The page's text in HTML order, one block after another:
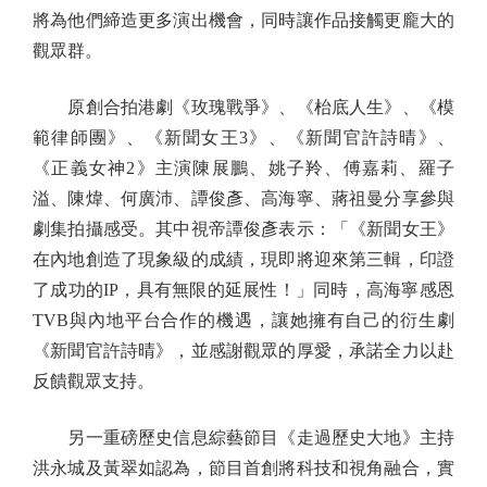
將為他們締造更多演出機會，同時讓作品接觸更龐大的
觀眾群。
原創合拍港劇《玫瑰戰爭》、《枱底人生》、《模
範律師團》、《新聞女王3》、《新聞官許詩晴》、
《正義女神2》主演陳展鵬、姚子羚、傅嘉莉、羅子
溢、陳煒、何廣沛、譚俊彥、高海寧、蔣祖曼分享參與
劇集拍攝感受。其中視帝譚俊彥表示：「《新聞女王》
在內地創造了現象級的成績，現即將迎來第三輯，印證
了成功的IP，具有無限的延展性！」同時，高海寧感恩
TVB與內地平台合作的機遇，讓她擁有自己的衍生劇
《新聞官許詩晴》，並感謝觀眾的厚愛，承諾全力以赴
反饋觀眾支持。
另一重磅歷史信息綜藝節目《走過歷史大地》主持
洪永城及黃翠如認為，節目首創將科技和視角融合，實